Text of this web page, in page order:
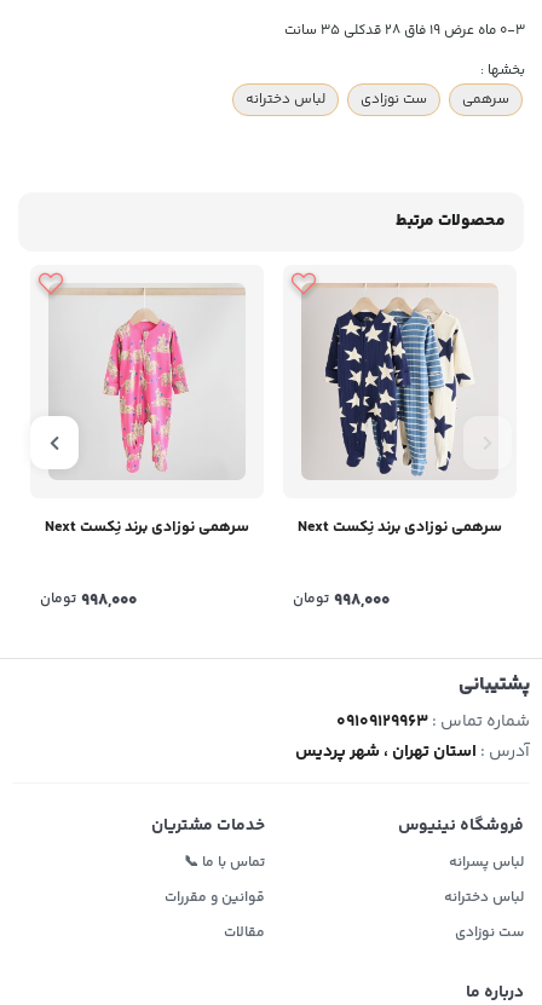
۰-۳ ماه عرض ۱۹ فاق ۲۸ قدکلی ۳۵ سانت
بخشها :
سرهمی
ست نوزادی لباس دخترانه
محصولات مرتبط
سرهمی نوزادی برند نِکست Next
998,000 تومان
سرهمی نوزادی برند نِکست Next
998,000 تومان
پشتیبانی
شماره تماس :09109129963
آدرس : استان تهران ، شهر پردیس
فروشگاه نینیوس
لباس پسرانه
لباس دخترانه
ست نوزادی
خدمات مشتریان
تماس با ما 📞
قوانین و مقررات
مقالات
درباره ما